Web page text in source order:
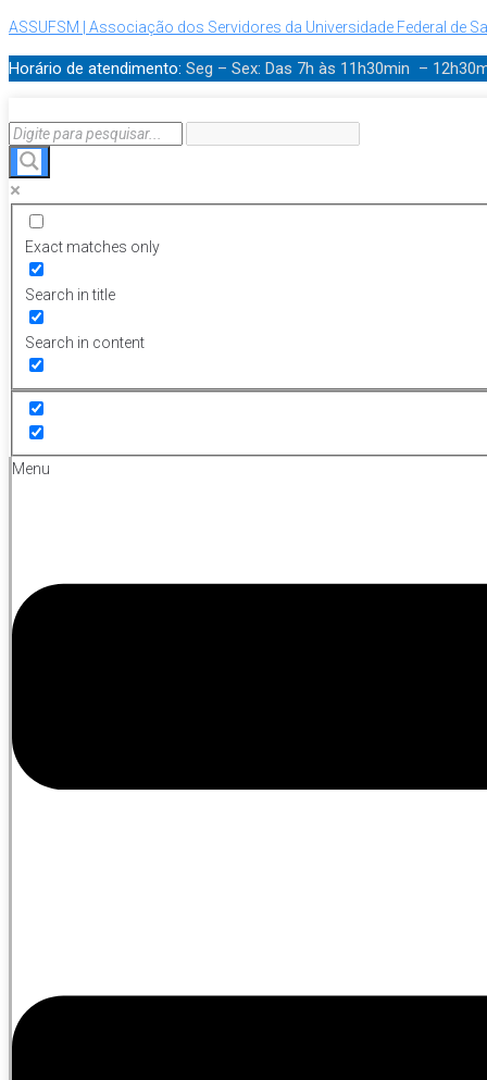
ASSUFSM | Associação dos Servidores da Universidade Federal de
Horário de atendimento: Seg – Sex: Das 7h às 11h30min –
Exact matches only
Search in title
Search in content
Menu